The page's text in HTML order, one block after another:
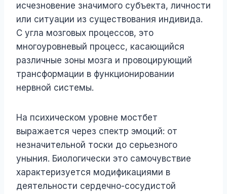
исчезновение значимого субъекта, личности
или ситуации из существования индивида.
С угла мозговых процессов, это
многоуровневый процесс, касающийся
различные зоны мозга и провоцирующий
трансформации в функционировании
нервной системы.
На психическом уровне мостбет
выражается через спектр эмоций: от
незначительной тоски до серьезного
уныния. Биологически это самочувствие
характеризуется модификациями в
деятельности сердечно-сосудистой